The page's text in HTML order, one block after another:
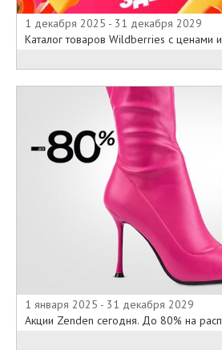
1 декабря 2025 - 31 декабря 2029
Каталог товаров Wildberries с ценами
1 января 2025 - 31 декабря 2029
Акции Zenden сегодня. До 80% на